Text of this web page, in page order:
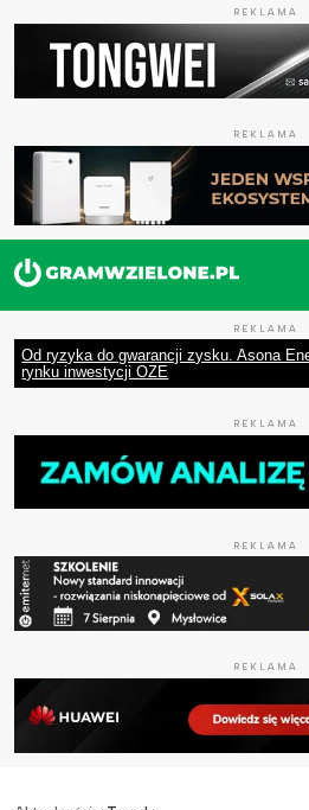
REKLAMA
REKLAMA
REKLAMA
Od ryzyka do gwarancji zysku. Asona
rynku inwestycji OZE
REKLAMA
REKLAMA
REKLAMA